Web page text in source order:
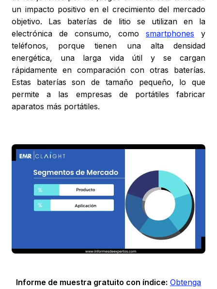
un impacto positivo en el crecimiento del mercado
objetivo. Las baterías de litio se utilizan en la
electrónica de consumo, como smartphones y
teléfonos, porque tienen una alta densidad
energética, una larga vida útil y se cargan
rápidamente en comparación con otras baterías.
Estas baterías son de tamaño pequeño, lo que
permite a las empresas de portátiles fabricar
aparatos más portátiles.
Informe de muestra gratuito con índice: Obtenga